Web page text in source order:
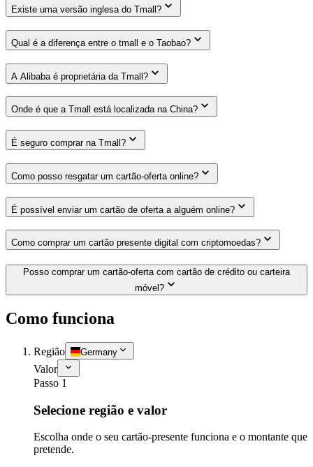
Existe uma versão inglesa do Tmall?
Qual é a diferença entre o tmall e o Taobao?
A Alibaba é proprietária da Tmall?
Onde é que a Tmall está localizada na China?
É seguro comprar na Tmall?
Como posso resgatar um cartão-oferta online?
É possível enviar um cartão de oferta a alguém online?
Como comprar um cartão presente digital com criptomoedas?
Posso comprar um cartão-oferta com cartão de crédito ou carteira
móvel?
Como funciona
Região Germany
Valor
Passo 1
Selecione região e valor
Escolha onde o seu cartão-presente funciona e o montante que
pretende.